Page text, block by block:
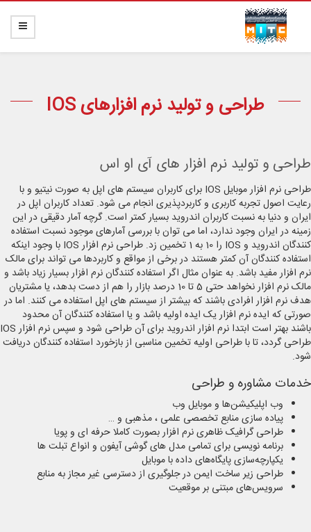
طراحی و تولید نرم افزارهای IOS
طراحی و تولید نرم افزار های آی او اس
طراحی نرم افزار موبایل IOS برای کاربران سیستم های اپل به صورت نیتیو و با
رعایت اصول تجربه کاربری و کاربردپذیری انجام می شود. تعداد کاربران اپل در
ایران و دنیا به نسبت کاربران اندروید بسیار کمتر است. گرچه آمار دقیقی در این
زمینه در ایران وجود ندارد، اما می توان با بررسی آمارهای موجود نسبت استفاده
کنندگان اندروید و IOS را 10 به 1 تخمین زد. طراحی نرم افزار IOS با وجود اینکه
استفاده کنندگان آن کمتر هستند در برخی از مواقع و کاربردها می تواند برای مالک
نرم افزار مفید باشد. به عنوان مثال اگر استفاده کنندگان نرم افزار بسیار زیاد باشد و
مالک نرم افزار نخواهد حتی 5 تا 10 درصد بازار را هم از دست بدهد، یا مشتریان
هدف نرم افزار افرادی باشند که بیشتر از سیستم های اپل استفاده می کنند. اما در
صورتی که ایده نرم افزار یک ایده اولیه باشد و یا استفاده کنندگان آن محدود
باشند بهتر است ابتدا نرم افزار اندروید برای آن طراحی شود و سپس نرم افزار IOS
طراحی گردد، تا با طراحی اولیه تخمین مناسبی از بازخورد استفاده کنندگان دریافت
شود.
خدمات مشاوره و طراحی
وب اپلیکیشن‌ها و موبایل وب
پیاده سازی منابع تخصصی علمی ، مذهبی و …
طراحی گرافیک ظاهری نرم افزار بصورت کاملا حرفه ای و پویا
برنامه نویسی برای تمامی مدل های گوشی آیفون و انواع تبلت ها
یکپارچه‌سازی پایگاه‌‌های داده با موبایل
طراحی زیر ساخت ایمن در جلوگیری از دسترسی غیر مجاز به منابع
سرویس‌های مبتنی بر موقعیت